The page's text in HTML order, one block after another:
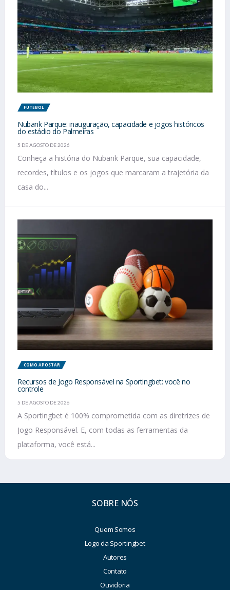
FUTEBOL
Nubank Parque: inauguração, capacidade e jogos históricos
do estádio do Palmeiras
5 DE AGOSTO DE 2026
Conheça a história do Nubank Parque, sua capacidade,
recordes, títulos e os jogos que marcaram a trajetória da
casa do...
COMO APOSTAR
Recursos de Jogo Responsável na Sportingbet: você no
controle
5 DE AGOSTO DE 2026
A Sportingbet é 100% comprometida com as diretrizes de
Jogo Responsável. E, com todas as ferramentas da
plataforma, você está...
SOBRE NÓS
Quem Somos
Logo da Sportingbet
Autores
Contato
Ouvidoria